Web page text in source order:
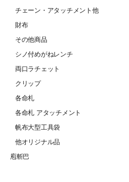
チェーン・アタッチメント他
財布
その他商品
シノ付めがねレンチ
両口ラチェット
クリップ
各命札
各命札 アタッチメント
帆布大型工具袋
他オリジナル品
庖斬巴